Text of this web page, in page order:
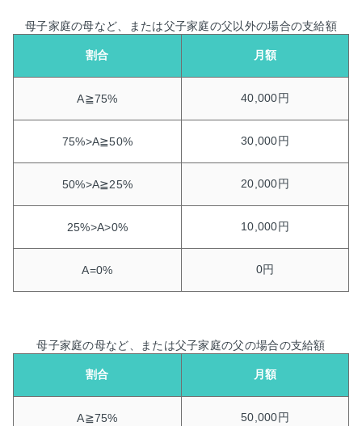
母子家庭の母など、または父子家庭の父以外の場合の支給額
割合 月額
A≧75% 40,000円
75%>A≧50% 30,000円
50%>A≧25% 20,000円
25%>A>0% 10,000円
A=0% 0円
母子家庭の母など、または父子家庭の父の場合の支給額
割合 月額
A≧75% 50,000円